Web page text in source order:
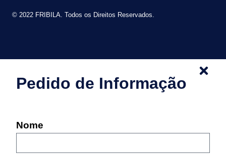
© 2022 FRIBILA. Todos os Direitos Reservados.
Pedido de Informação
Nome